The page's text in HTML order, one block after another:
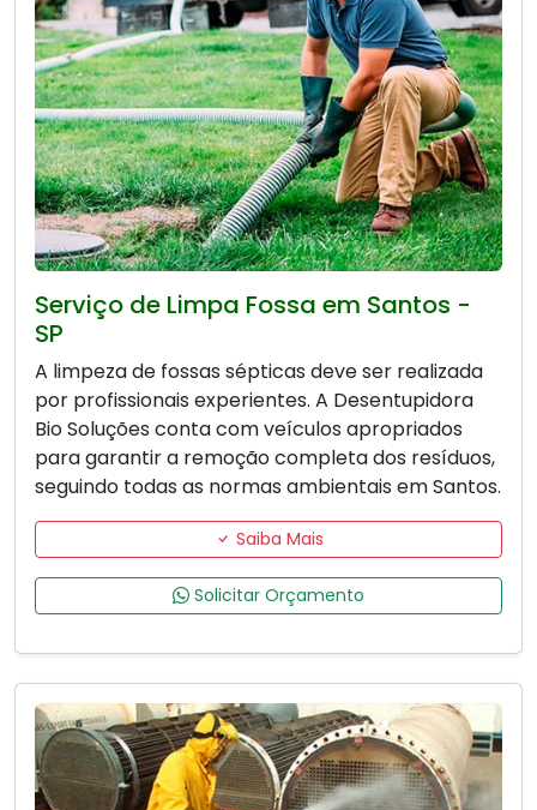
Serviço de Limpa Fossa em Santos -
SP
A limpeza de fossas sépticas deve ser realizada
por profissionais experientes. A Desentupidora
Bio Soluções conta com veículos apropriados
para garantir a remoção completa dos resíduos,
seguindo todas as normas ambientais em Santos.
Saiba Mais
Solicitar Orçamento